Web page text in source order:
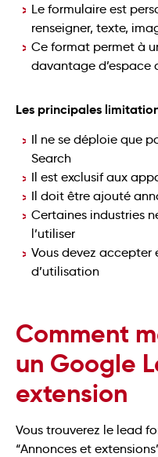
Le formulaire est
renseigner, texte,
Ce format permet à
davantage d’espace
Les principales
Il ne se déploie que
Search
Il est exclusif aux
Il doit être ajouté
Certaines industries
l’utiliser
Vous devez accepter
d’utilisation
Comment
un Google
extension
Vous trouverez le lead
“Annonces et